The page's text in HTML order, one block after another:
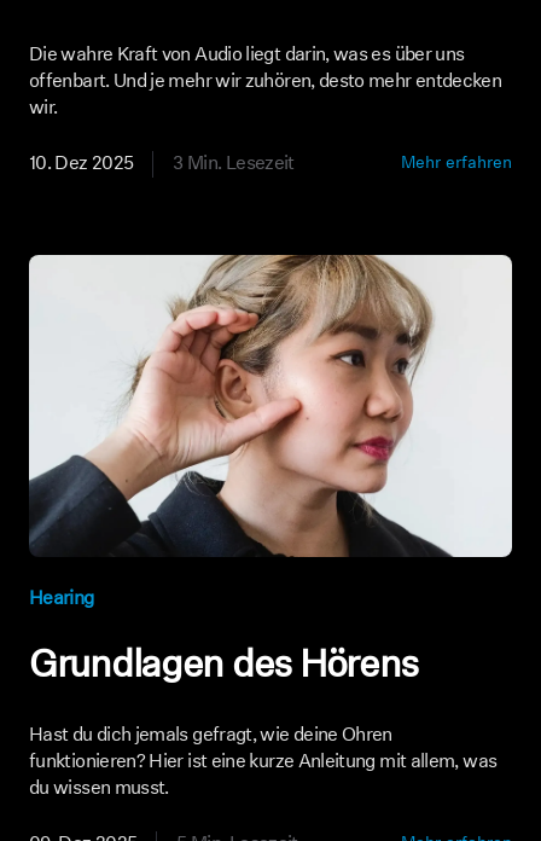
Die wahre Kraft von Audio liegt darin, was es über uns
offenbart. Und je mehr wir zuhören, desto mehr entdecken
wir.
10. Dez 2025 3 Min. Lesezeit Mehr erfahren
Hearing
Grundlagen des Hörens
Hast du dich jemals gefragt, wie deine Ohren
funktionieren? Hier ist eine kurze Anleitung mit allem, was
du wissen musst.